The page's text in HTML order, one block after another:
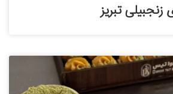
تبریز